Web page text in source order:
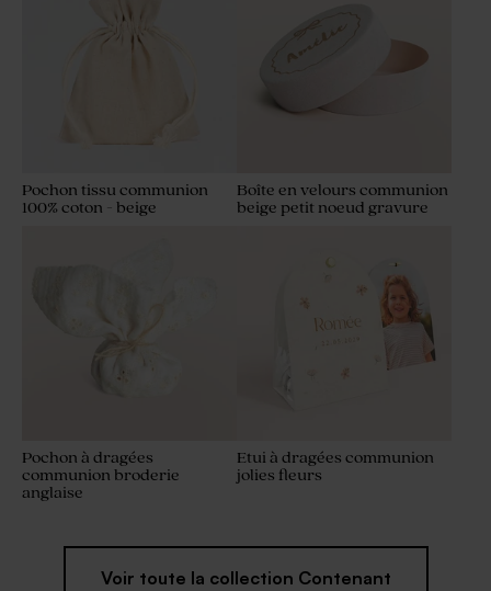
Pochon tissu communion
100% coton - beige
Boîte en velours communion
beige petit noeud gravure
Pochon à dragées
communion broderie
anglaise
Etui à dragées communion
jolies fleurs
Voir toute la collection Contenant